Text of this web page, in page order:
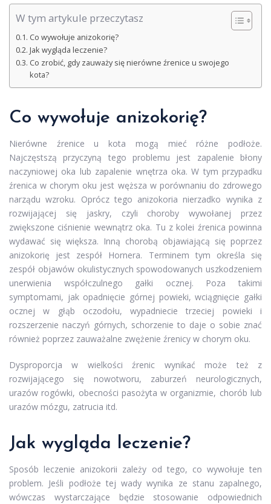
W tym artykule przeczytasz
Co wywołuje anizokorię?
Jak wygląda leczenie?
Co zrobić, gdy zauważy się nierówne źrenice u swojego
kota?
Co wywołuje anizokorię?
Nierówne źrenice u kota mogą mieć różne podłoże.
Najczęstszą przyczyną tego problemu jest zapalenie błony
naczyniowej oka lub zapalenie wnętrza oka. W tym przypadku
źrenica w chorym oku jest węższa w porównaniu do zdrowego
narządu wzroku. Oprócz tego anizokoria nierzadko wynika z
rozwijającej się jaskry, czyli choroby wywołanej przez
zwiększone ciśnienie wewnątrz oka. Tu z kolei źrenica powinna
wydawać się większa. Inną chorobą objawiającą się poprzez
anizokorię jest zespół Hornera. Terminem tym określa się
zespół objawów okulistycznych spowodowanych uszkodzeniem
unerwienia współczulnego gałki ocznej. Poza takimi
symptomami, jak opadnięcie górnej powieki, wciągnięcie gałki
ocznej w głąb oczodołu, wypadniecie trzeciej powieki i
rozszerzenie naczyń górnych, schorzenie to daje o sobie znać
również poprzez zauważalne zwężenie źrenicy w chorym oku.
Dysproporcja w wielkości źrenic wynikać może też z
rozwijającego się nowotworu, zaburzeń neurologicznych,
urazów rogówki, obecności pasożyta w organizmie, chorób lub
urazów mózgu, zatrucia itd.
Jak wygląda leczenie?
Sposób leczenie anizokorii zależy od tego, co wywołuje ten
problem. Jeśli podłoże tej wady wynika ze stanu zapalnego,
wówczas wystarczające będzie stosowanie odpowiednich